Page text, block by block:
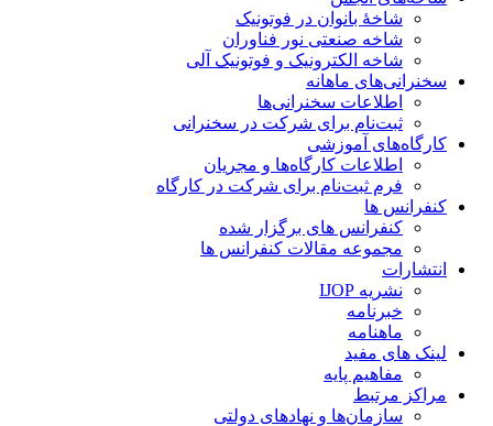
شاخۀ بانوان در فوتونیک
شاخه صنعتی نور فناوران
شاخه‌ الکترونیک و فوتونیک آلی
سخنرانی‌های ماهانه
اطلاعات سخنرانی‌‌ها
ثبت‌نام برای شرکت در سخنرانی
کارگاه‌های آموزشی
اطلاعات کارگاه‌ها و مجریان
فرم ثبت‌نام برای شرکت در کارگاه
کنفرانس ها
کنفرانس های برگزار شده
مجموعه مقالات کنفرانس ها
انتشارات
نشریه IJOP
خبرنامه
ماهنامه
لینک های مفید
مفاهیم پایه
مراکز مرتبط
سازمان‌ها و نهادهای دولتی